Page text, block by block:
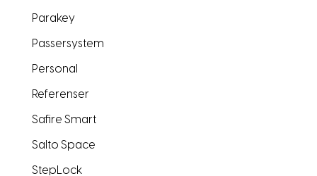
Parakey
Passersystem
Personal
Referenser
Safire Smart
Salto Space
StepLock